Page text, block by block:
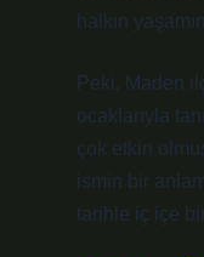
halkın
Peki, Maden
ocaklarıyla
çok etkin
ismin bir
tarihle iç içe